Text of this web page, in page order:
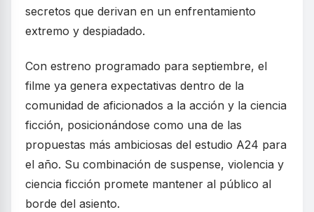
secretos que derivan en un enfrentamiento
extremo y despiadado.
Con estreno programado para septiembre, el
filme ya genera expectativas dentro de la
comunidad de aficionados a la acción y la ciencia
ficción, posicionándose como una de las
propuestas más ambiciosas del estudio A24 para
el año. Su combinación de suspense, violencia y
ciencia ficción promete mantener al público al
borde del asiento.